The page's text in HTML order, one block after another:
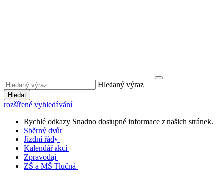
Hledaný výraz
Hledat
rozšířené vyhledávání
Rychlé odkazy Snadno dostupné informace z našich stránek.
Sběrný dvůr
Jízdní řády
Kalendář akcí
Zpravodaj
ZŠ a MŠ Tlučná